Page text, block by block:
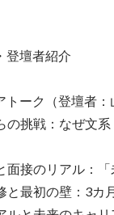
登壇者紹介
ーク（登壇者：
挑戦：なぜ文
接のリアル：
最初の壁：3カ